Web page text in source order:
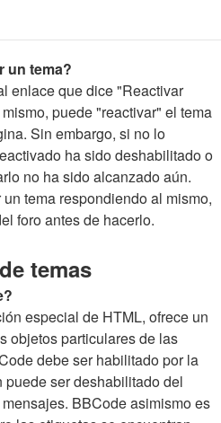
un tema?
enlace que dice "Reactivar
puede "reactivar" el tema
Sin embargo, si no lo
ha sido deshabilitado o
no ha sido alcanzado aún.
tema respondiendo al mismo,
foro antes de hacerlo.
temas
especial de HTML, ofrece un
objetos particulares de las
debe ser habilitado por la
ser deshabilitado del
BBCode asimismo es